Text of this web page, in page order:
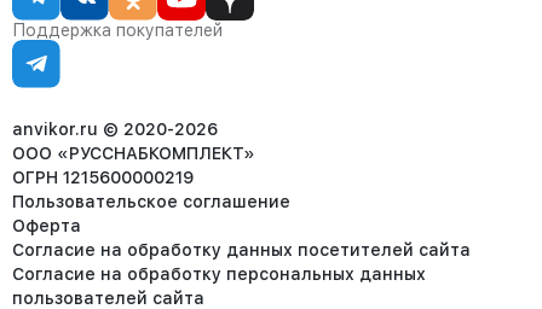
Статьи
corp@anvikor.ru
Ежедневно, с 7:00-19:00 (МСК)
Отдел рекламации:
8 (953) 455-25-61
Поддержка покупателей
anvikor.ru © 2020-2026
ООО «РУССНАБКОМПЛЕКТ»
ОГРН 1215600000219
Пользовательское соглашение
Оферта
Согласие на обработку данных посетителей сайта
Согласие на обработку персональных данных
пользователей сайта